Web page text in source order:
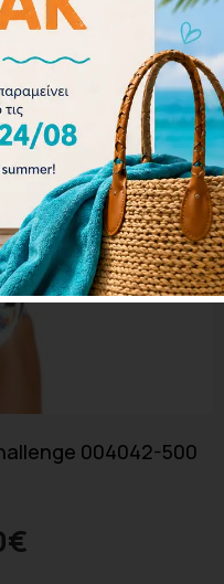
004042-500
€